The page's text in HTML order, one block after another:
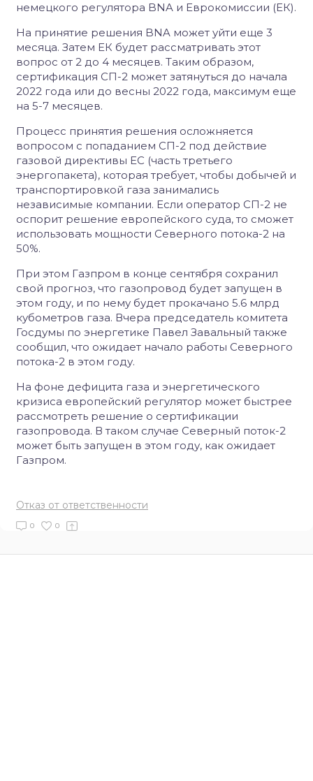
немецкого регулятора BNA и Еврокомиссии (ЕК).
На принятие решения BNA может уйти еще 3
месяца. Затем ЕК будет рассматривать этот
вопрос от 2 до 4 месяцев. Таким образом,
сертификация СП-2 может затянуться до начала
2022 года или до весны 2022 года, максимум еще
на 5-7 месяцев.
Процесс принятия решения осложняется
вопросом с попаданием СП-2 под действие
газовой директивы ЕС (часть третьего
энергопакета), которая требует, чтобы добычей и
транспортировкой газа занимались
независимые компании. Если оператор СП-2 не
оспорит решение европейского суда, то сможет
использовать мощности Северного потока-2 на
50%.
При этом Газпром в конце сентября сохранил
свой прогноз, что газопровод будет запущен в
этом году, и по нему будет прокачано 5.6 млрд
кубометров газа. Вчера председатель комитета
Госдумы по энергетике Павел Завальный также
сообщил, что ожидает начало работы Северного
потока-2 в этом году.
На фоне дефицита газа и энергетического
кризиса европейский регулятор может быстрее
рассмотреть решение о сертификации
газопровода. В таком случае Северный поток-2
может быть запущен в этом году, как ожидает
Газпром.
Отказ от ответственности
0 0